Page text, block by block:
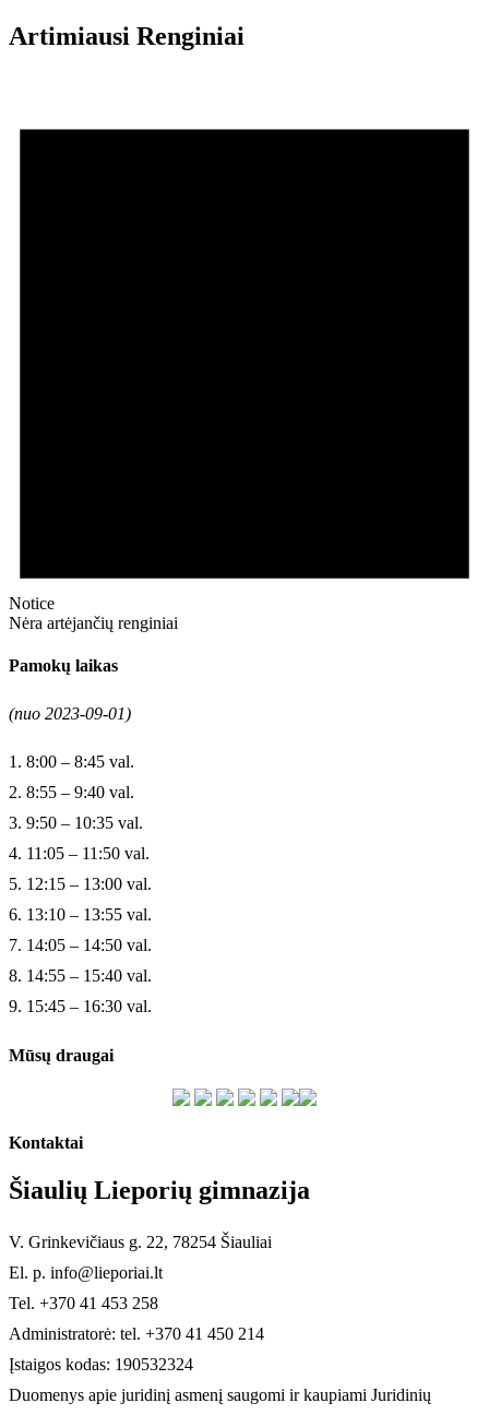
Artimiausi Renginiai
Notice
Nėra artėjančių renginiai
Pamokų laikas
(nuo 2023-09-01)
1. 8:00 – 8:45 val.
2. 8:55 – 9:40 val.
3. 9:50 – 10:35 val.
4. 11:05 – 11:50 val.
5. 12:15 – 13:00 val.
6. 13:10 – 13:55 val.
7. 14:05 – 14:50 val.
8. 14:55 – 15:40 val.
9. 15:45 – 16:30 val.
Mūsų draugai
Kontaktai
Šiaulių Lieporių gimnazija
V. Grinkevičiaus g. 22, 78254 Šiauliai
El. p. info@lieporiai.lt
Tel. +370 41 453 258
Administratorė: tel. +370 41 450 214
Įstaigos kodas: 190532324
Duomenys apie juridinį asmenį saugomi ir kaupiami Juridinių